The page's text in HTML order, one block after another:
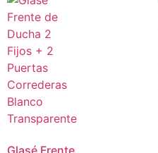
Glasé Frente